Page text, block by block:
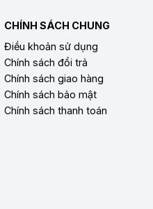
CHÍNH SÁCH CHUNG
Điều khoản sử dụng
Chính sách đổi trả
Chính sách giao hàng
Chính sách bảo mật
Chính sách thanh toán